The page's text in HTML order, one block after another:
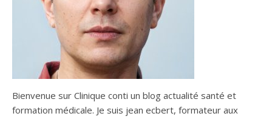
Bienvenue sur Clinique conti un blog actualité santé et
formation médicale. Je suis jean ecbert, formateur aux